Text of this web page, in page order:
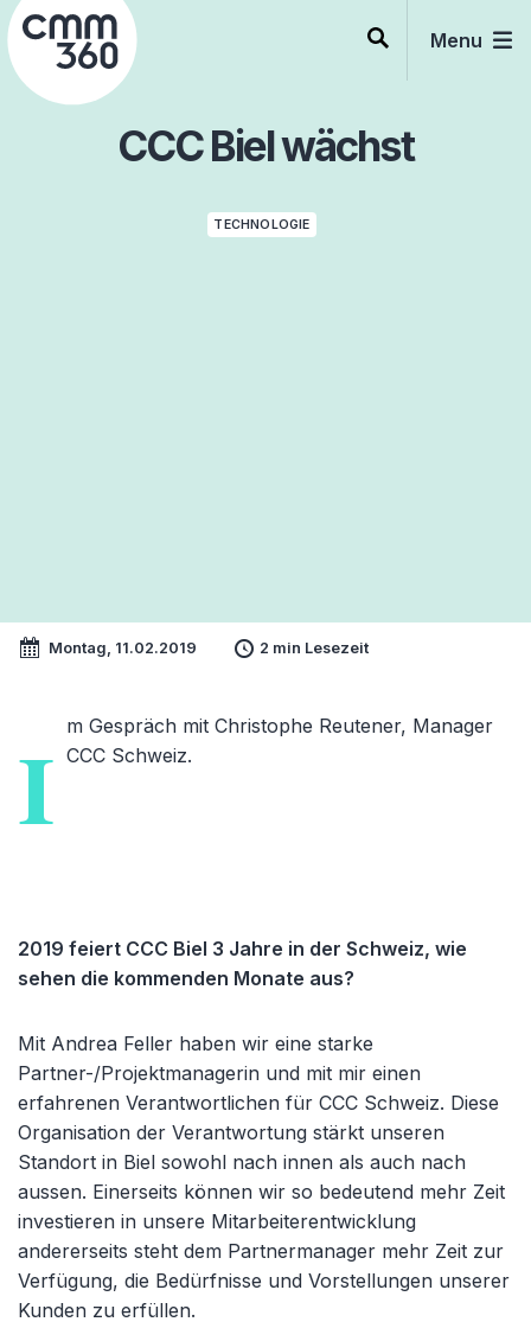
Skip
to
content
Menu
CCC Biel wächst
TECHNOLOGIE
Montag, 11.02.2019 2 min Lesezeit
I m Gespräch mit Christophe Reutener, Manager
CCC Schweiz.
2019 feiert CCC Biel 3 Jahre in der Schweiz, wie
sehen die kommenden Monate aus?
Mit Andrea Feller haben wir eine starke
Partner-/Projektmanagerin und mit mir einen
erfahrenen Verantwortlichen für CCC Schweiz. Diese
Organisation der Verantwortung stärkt unseren
Standort in Biel sowohl nach innen als auch nach
aussen. Einerseits können wir so bedeutend mehr Zeit
investieren in unsere Mitarbeiterentwicklung
andererseits steht dem Partnermanager mehr Zeit zur
Verfügung, die Bedürfnisse und Vorstellungen unserer
Kunden zu erfüllen.